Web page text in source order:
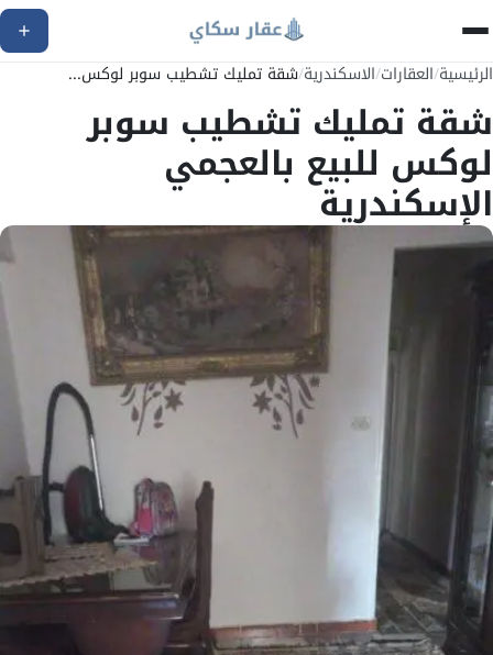
الرئيسية/العقارات/الاسكندرية/شقة تمليك تشطيب سوبر لوكس...
شقة تمليك تشطيب سوبر
لوكس للبيع بالعجمي
الإسكندرية